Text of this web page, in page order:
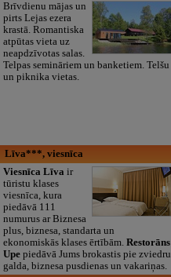
Brīvdienu mājas un
pirts Lejas ezera
krastā. Romantiska
atpūtas vieta uz
neapdzīvotas salas.
Telpas semināriem un banketiem. Telšu
un piknika vietas.
Līva***, viesnīca
Viesnīca Līva ir
tūristu klases
viesnīca, kura
piedāvā 111
numurus ar Biznesa
plus, biznesa, standarta un
ekonomiskās klases ērtībām. Restorāns
Upepiedāvā Jums brokastis pie zviedru
galda, biznesa pusdienas un vakariņas.